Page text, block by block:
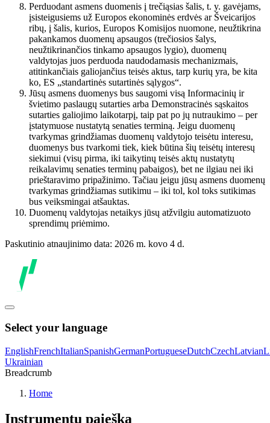
Perduodant asmens duomenis į trečiąsias šalis, t. y. gavėjams,
įsisteigusiems už Europos ekonominės erdvės ar Šveicarijos
ribų, į šalis, kurios, Europos Komisijos nuomone, neužtikrina
pakankamos duomenų apsaugos (trečiosios šalys,
neužtikrinančios tinkamo apsaugos lygio), duomenų
valdytojas juos perduoda naudodamasis mechanizmais,
atitinkančiais galiojančius teisės aktus, tarp kurių yra, be kita
ko, ES „standartinės sutartinės sąlygos“.
Jūsų asmens duomenys bus saugomi visą Informacinių ir
švietimo paslaugų sutarties arba Demonstracinės sąskaitos
sutarties galiojimo laikotarpį, taip pat po jų nutraukimo – per
įstatymuose nustatytą senaties terminą. Jeigu duomenų
tvarkymas grindžiamas duomenų valdytojo teisėtu interesu,
duomenys bus tvarkomi tiek, kiek būtina šių teisėtų interesų
siekimui (visų pirma, iki taikytinų teisės aktų nustatytų
reikalavimų senaties terminų pabaigos), bet ne ilgiau nei iki
prieštaravimo pripažinimo. Tačiau jeigu jūsų asmens duomenų
tvarkymas grindžiamas sutikimu – iki tol, kol toks sutikimas
bus veiksmingai atšauktas.
Duomenų valdytojas netaikys jūsų atžvilgiu automatizuoto
sprendimų priėmimo.
Paskutinio atnaujinimo data: 2026 m. kovo 4 d.
Select your language
EnglishFrenchItalianSpanishGermanPortugueseDutchCzechLatvian
Ukrainian
Breadcrumb
Home
Instrumentų paieška